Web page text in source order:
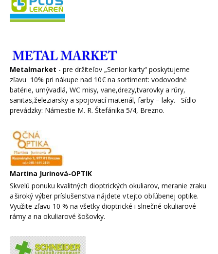
Metalmarket - pre držiteľov „Senior karty“ poskytujeme
zľavu 10% pri nákupe nad 10€ na sortiment: vodovodné
batérie, umývadlá, WC misy, vane,drezy,tvarovky a rúry,
sanitas,železiarsky a spojovací materiál, farby – laky. Sídlo
prevádzky: Námestie M. R. Štefánika 5/4, Brezno.
Martina Jurinová-OPTIK
Skvelú ponuku kvalitných dioptrických okuliarov, meranie zraku
a široký výber príslušenstva nájdete v tejto obľúbenej optike.
Využite zľavu 10 % na všetky dioptrické i slnečné okuliarové
rámy a na okuliarové šošovky.